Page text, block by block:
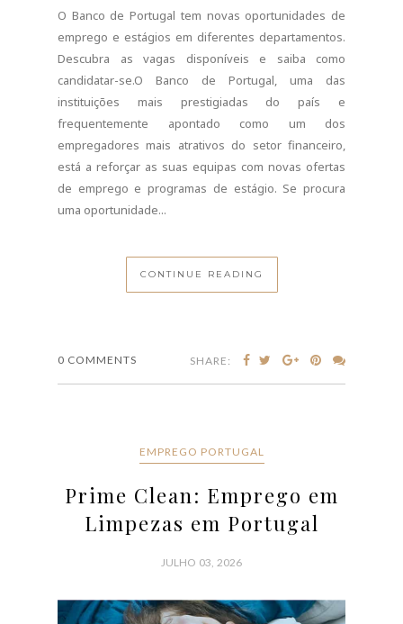
Prime Clean: Emprego em
Limpezas em Portugal
JULHO 03, 2026
em Portugal, a Prime Clean tem disponibilizado
diversas oportunidades de emprego nesta área. Se
Prime Clean é uma empresa de limpezas com uma
de alta qualidade em diversas áreas, desde...
CONTINUE READING